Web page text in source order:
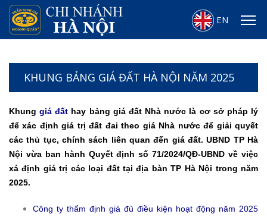
EN
KHUNG BẢNG GIÁ ĐẤT HÀ NỘI NĂM 2025
Khunggiá đất hay bảng giá đất Nhà nước là cơ sở pháp lý
để xác định giá trị đất đai theo giá Nhà nước để giải quyết
các thủ tục, chính sách liên quan đến giá đất. UBND TP Hà
Nội vừa ban hành Quyết định số 71/2024/QĐ-UBND về việc
xá định giá trị các loại đất tại địa bàn TP Hà Nội trong năm
2025.
Công ty thẩm định giá đủ điều kiện hoạt động năm 2025